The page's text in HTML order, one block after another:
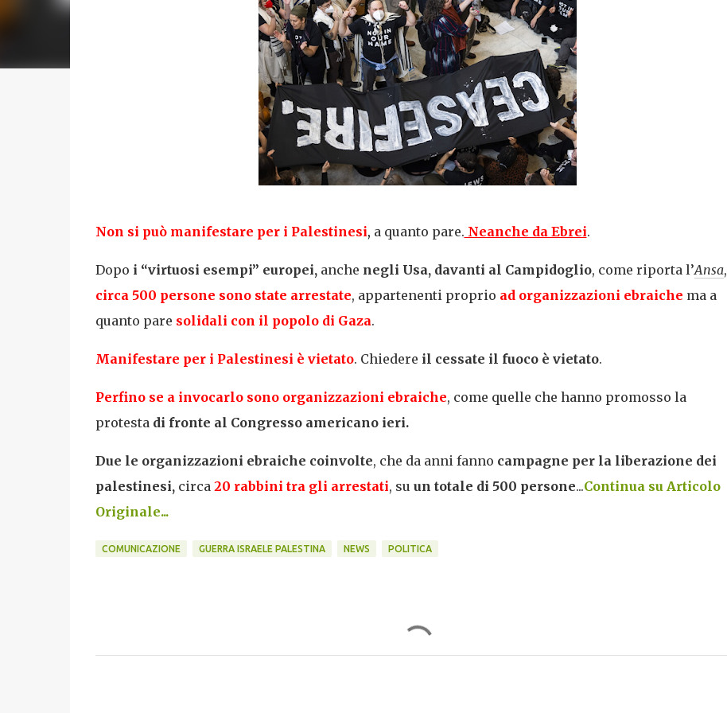
Non si può manifestare per i Palestinesi, a quanto pare. Neanche da Ebrei.
Dopo i “virtuosi esempi” europei,anche negli Usa, davanti al Campidoglio, come riporta l’Ansa,
circa 500 persone sono state arrestate, appartenenti proprio ad organizzazioni ebraiche ma a
quanto pare solidali con il popolo di Gaza.
Manifestare per i Palestinesi è vietato. Chiedere il cessate il fuoco è vietato.
Perfino se a invocarlo sono organizzazioni ebraiche, come quelle che hanno promosso la
protesta di fronte al Congresso americano ieri.
Due le organizzazioni ebraiche coinvolte, che da anni fanno campagne per la liberazione dei
palestinesi,circa 20 rabbini tra gli arrestati, su un totale di 500 persone...Continua su Articolo
Originale...
COMUNICAZIONE GUERRA ISRAELE PALESTINA NEWS POLITICA